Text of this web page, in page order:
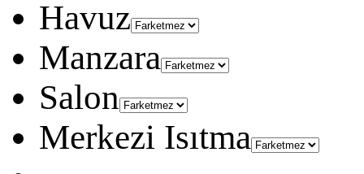
Havuz
Manzara
Salon
Merkezi Isıtma